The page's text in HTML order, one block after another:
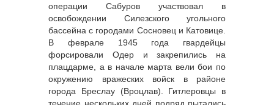
операции Сабуров участвовал в
освобождении Силезского угольного
бассейна с городами Сосновец и Катовице.
В феврале 1945 года гвардейцы
форсировали Одер и закрепились на
плацдарме, а в начале марта вели бои по
окружению вражеских войск в районе
города Бреслау (Вроцлав). Гитлеровцы в
течение нескольких дней подряд пытались